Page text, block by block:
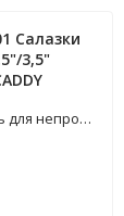
Салазки
3,5"
товаров